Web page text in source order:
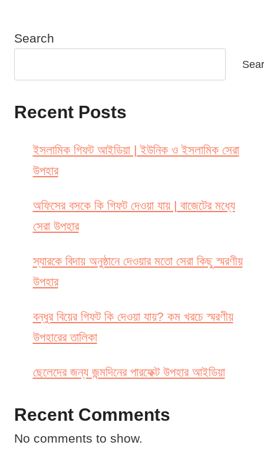
Search
Recent Posts
ইসলামিক গিফট আইডিয়া | ইউনিক ও ইসলামিক সেরা
উপহার
অফিসের বসকে কি গিফট দেওয়া যায় | বাজেটের মধ্যে
সেরা উপহার
স্যারকে বিদায় অনুষ্ঠানে দেওয়ার মতো সেরা কিছু স্মরণীয়
উপহার
বন্ধুর বিয়ের গিফট কি দেওয়া যায়? কম খরচে স্মরণীয়
উপহারের তালিকা
ছেলেদের জন্য জন্মদিনের পারফেক্ট উপহার আইডিয়া
Recent Comments
No comments to show.